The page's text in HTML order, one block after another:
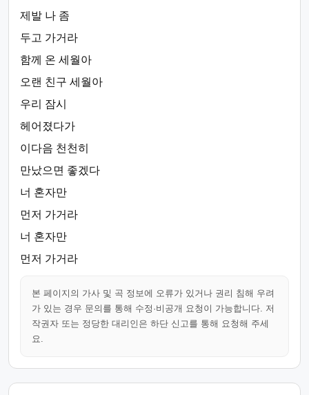
제발 나 좀
두고 가거라
함께 온 세월아
오랜 친구 세월아
우리 잠시
헤어졌다가
이다음 천천히
만났으면 좋겠다
너 혼자만
먼저 가거라
너 혼자만
먼저 가거라
본 페이지의 가사 및 곡 정보에 오류가 있거나 권리 침해 우려
가 있는 경우 문의를 통해 수정·비공개 요청이 가능합니다. 저
작권자 또는 정당한 대리인은 하단 신고를 통해 요청해 주세
요.